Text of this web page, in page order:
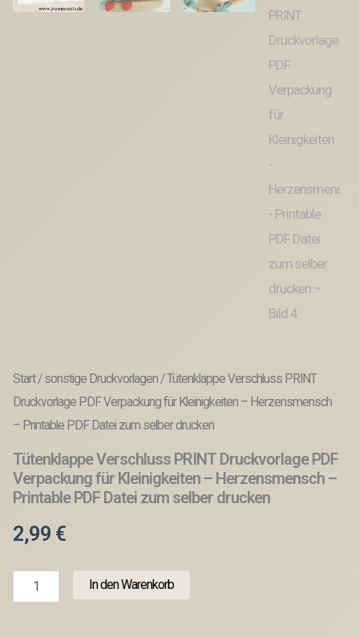
Start/sonstige Druckvorlagen/ Tütenklappe Verschluss PRINT
Druckvorlage PDF Verpackung für Kleinigkeiten – Herzensmensch
– Printable PDF Datei zum selber drucken
Tütenklappe Verschluss PRINT Druckvorlage PDF
Verpackung für Kleinigkeiten – Herzensmensch –
Printable PDF Datei zum selber drucken
2,99 €
Verschluss
In den Warenkorb